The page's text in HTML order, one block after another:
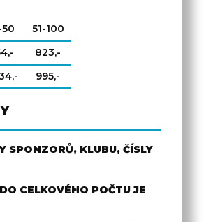
50
51-100
823,-
995,-
SPONZORŮ, KLUBU, ČÍSLY
CELKOVÉHO POČTU JE